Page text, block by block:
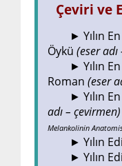
Çeviri ve
► Yılın En
Öykü (eser
► Yılın En
Roman (eser
► Yılın En
adı – çevirmen)
Melankolinin
► Yılın
► Yılın